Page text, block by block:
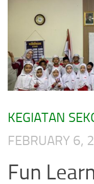
KEGIATAN
FEBRUARY 6,
Fun